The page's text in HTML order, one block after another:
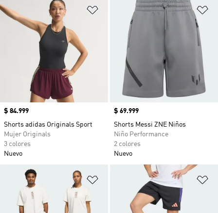
Añadir a la lista de deseos
Precio
$ 84.999
Shorts adidas Originals Sport
Mujer Originals
3 colores
Nuevo
Precio
$ 69.999
Shorts Messi ZNE Niños
Niño Performance
2 colores
Nuevo
Añadir a la lista de deseos